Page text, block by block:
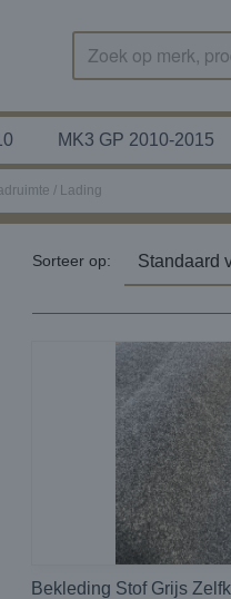
MK3 GP 2010-2015
/ Lading
Sorteer op:
Bekleding Stof Grijs